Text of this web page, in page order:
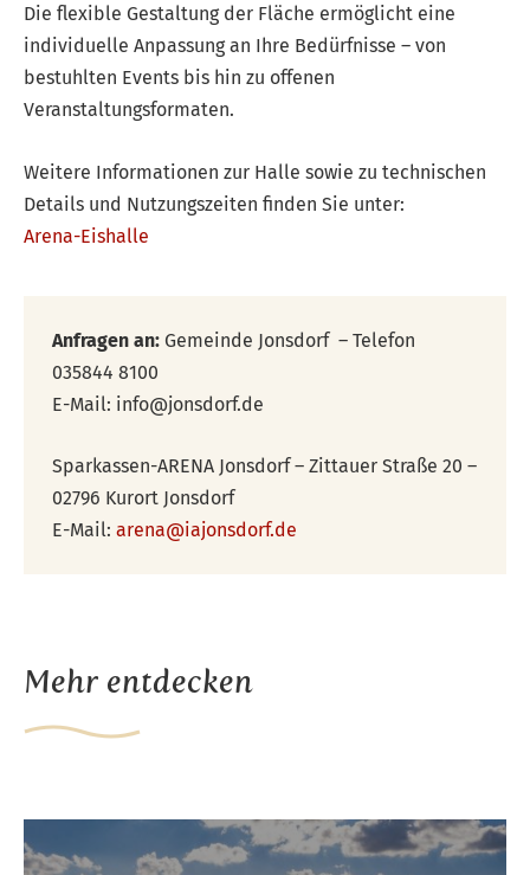
Die flexible Gestaltung der Fläche ermöglicht eine
individuelle Anpassung an Ihre Bedürfnisse – von
bestuhlten Events bis hin zu offenen
Veranstaltungsformaten.
Weitere Informationen zur Halle sowie zu technischen
Details und Nutzungszeiten finden Sie unter:
Arena-Eishalle
Anfragen an: Gemeinde Jonsdorf – Telefon
035844 8100
E-Mail: info@jonsdorf.de
Sparkassen-ARENA Jonsdorf – Zittauer Straße 20 –
02796 Kurort Jonsdorf
E-Mail: arena@iajonsdorf.de
Mehr entdecken